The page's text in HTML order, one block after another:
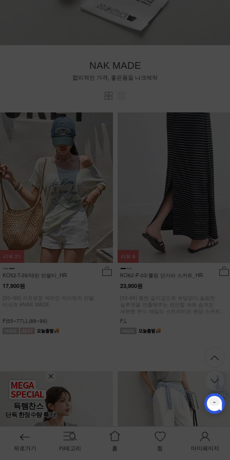
득템찬스
단독 한정수량 특가!
NAK MADE
합리적인 가격, 좋은품질 나크제작
KO52-T-26/테린 반팔티_HR
17,900원
[55~99] 여유로운 넥라인 여리핏의 반팔
티셔츠 #NAK MADE.
F(55~77),L(88~99)
리뷰 21
KO62-P-03/롤링 단가라 스커트_HR
23,900원
[55-88] 롱한 길이감으로 부담없이,슬림한
실루엣을 연출해주는 편안함 속에 숨겨진
세련된 무드 데일리 스트라이프 밴딩 스커트
#NAK MADE.
F,L
리뷰 6
뒤로가기 카테고리 홈 찜 마이페이지